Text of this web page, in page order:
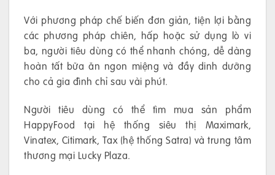
Với phương pháp chế biến đơn giản, tiện lợi bằng
các phương pháp chiên, hấp hoặc sử dụng lò vi
ba, người tiêu dùng có thể nhanh chóng, dễ dàng
hoàn tất bữa ăn ngon miệng và đầy dinh dưỡng
cho cả gia đình chỉ sau vài phút.
Người tiêu dùng có thể tìm mua sản phẩm
HappyFood tại hệ thống siêu thị Maximark,
Vinatex, Citimark, Tax (hệ thống Satra) và trung tâm
thương mại Lucky Plaza.